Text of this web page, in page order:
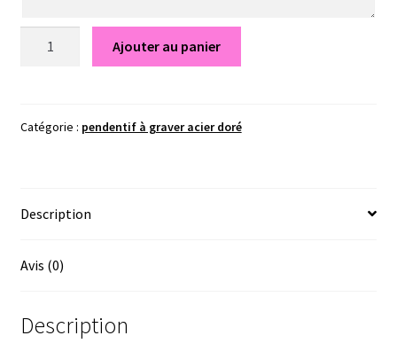
doré
personnaliser
Ajouter au panier
Catégorie : pendentif à graver acier doré
Description
Avis (0)
Description